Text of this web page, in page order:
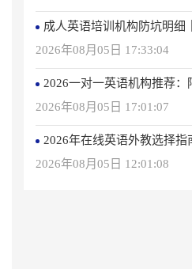
成人英语培训机构防坑明细｜看完不再花
2026年08月05日 17:33:04
2026一对一英语机构推荐：阿卡索
2026年08月05日 17:01:07
2026年在线英语外教选择指南：菲
2026年08月05日 12:01:08